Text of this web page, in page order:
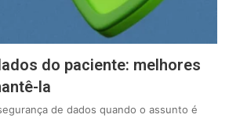
do paciente: melhores
la
de dados quando o assunto é